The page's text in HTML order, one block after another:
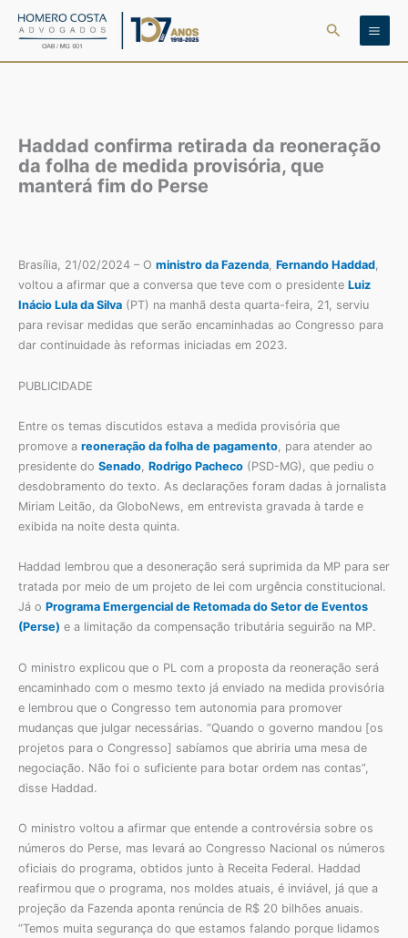
para
Pesquisar
Haddad confirma retirada da reoneração
da folha de medida provisória, que
manterá fim do Perse
Brasília, 21/02/2024 – O ministro da Fazenda, Fernando Haddad,
voltou a afirmar que a conversa que teve com o presidente Luiz
Inácio Lula da Silva (PT) na manhã desta quarta-feira, 21, serviu
para revisar medidas que serão encaminhadas ao Congresso para
dar continuidade às reformas iniciadas em 2023.
PUBLICIDADE
Entre os temas discutidos estava a medida provisória que
promove a reoneração da folha de pagamento , para atender ao
presidente do Senado Rodrigo Pacheco (PSD-MG), que pediu o
desdobramento do texto. As declarações foram dadas à jornalista
Miriam Leitão, da GloboNews, em entrevista gravada à tarde e
exibida na noite desta quinta.
Haddad lembrou que a desoneração será suprimida da MP para ser
tratada por meio de um projeto de lei com urgência constitucional.
Já o Programa Emergencial de Retomada do Setor de Eventos
(Perse) e a limitação da compensação tributária seguirão na MP.
O ministro explicou que o PL com a proposta da reoneração será
encaminhado com o mesmo texto já enviado na medida provisória
e lembrou que o Congresso tem autonomia para promover
mudanças que julgar necessárias. “Quando o governo mandou [os
projetos para o Congresso] sabíamos que abriria uma mesa de
negociação. Não foi o suficiente para botar ordem nas contas”,
disse Haddad.
O ministro voltou a afirmar que entende a controvérsia sobre os
números do Perse, mas levará ao Congresso Nacional os números
oficiais do programa, obtidos junto à Receita Federal. Haddad
reafirmou que o programa, nos moldes atuais, é inviável, já que a
projeção da Fazenda aponta renúncia de R$ 20 bilhões anuais.
“Temos muita segurança do que estamos falando porque lidamos